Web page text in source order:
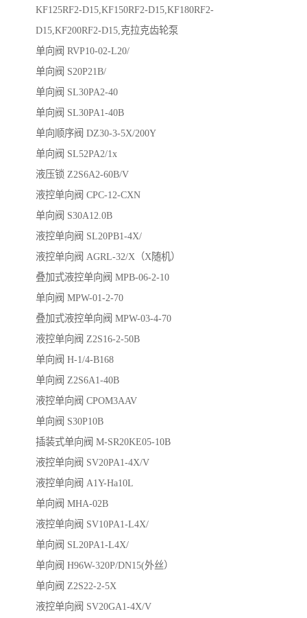
KF125RF2-D15,KF150RF2-D15,KF180RF2-
D15,KF200RF2-D15,克拉克齿轮泵
单向阀 RVP10-02-L20/
单向阀 S20P21B/
单向阀 SL30PA2-40
单向阀 SL30PA1-40B
单向顺序阀 DZ30-3-5X/200Y
单向阀 SL52PA2/1x
液压锁 Z2S6A2-60B/V
液控单向阀 CPC-12-CXN
单向阀 S30A12.0B
液控单向阀 SL20PB1-4X/
液控单向阀 AGRL-32/X（X随机）
叠加式液控单向阀 MPB-06-2-10
单向阀 MPW-01-2-70
叠加式液控单向阀 MPW-03-4-70
液控单向阀 Z2S16-2-50B
单向阀 H-1/4-B168
单向阀 Z2S6A1-40B
液控单向阀 CPOM3AAV
单向阀 S30P10B
插装式单向阀 M-SR20KE05-10B
液控单向阀 SV20PA1-4X/V
液控单向阀 A1Y-Ha10L
单向阀 MHA-02B
液控单向阀 SV10PA1-L4X/
单向阀 SL20PA1-L4X/
单向阀 H96W-320P/DN15(外丝）
单向阀 Z2S22-2-5X
液控单向阀 SV20GA1-4X/V